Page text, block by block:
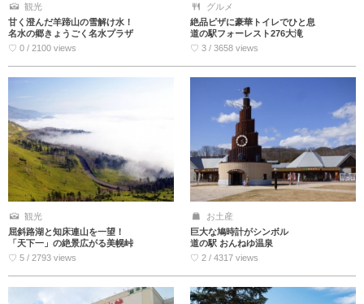
観光
甘く澄んだ羊蹄山の雪解け水！
名水の郷きょうごく名水プラザ
♡ 0 / 2100 views
グルメ
絶品ピザに豪華トイレでひと息
道の駅フォーレスト276大滝
♡ 3 / 3658 views
観光
屈斜路湖と知床連山を一望！
「天下一」の絶景広がる美幌峠
♡ 5 / 2793 views
お土産
巨大な鳩時計がシンボル
道の駅 おんねゆ温泉
♡ 2 / 4317 views